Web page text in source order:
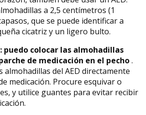
a 2,5 centímetros (1
que se puede identificar a
cicatriz y un ligero bulto.
puedo colocar las almohadillas
de medicación en el pecho.
almohadillas del AED directamente
medicación. Procure esquivar o
y utilice guantes para evitar recibir